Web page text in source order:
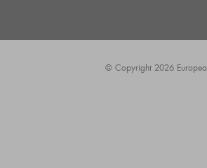
© Copyright 2026